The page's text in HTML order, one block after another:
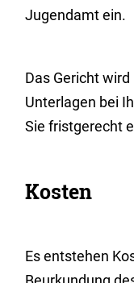
Jugendamt ein.
Das Gericht
Unterlagen bei
Sie fristgerecht
Kosten
Es entstehen